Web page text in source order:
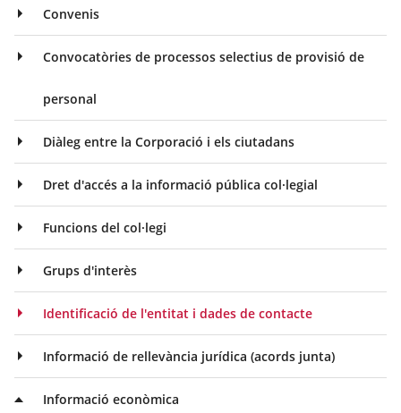
Convenis
Convocatòries de processos selectius de provisió de
personal
Diàleg entre la Corporació i els ciutadans
Dret d'accés a la informació pública col·legial
Funcions del col·legi
Grups d'interès
Identificació de l'entitat i dades de contacte
Informació de rellevància jurídica (acords junta)
Informació econòmica